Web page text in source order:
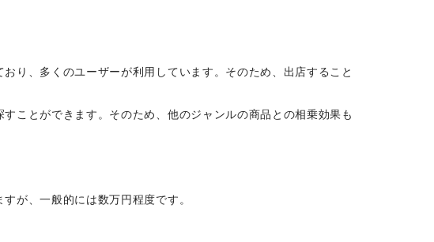
り、多くのユーザーが利用しています。そのため、出店すること
ことができます。そのため、他のジャンルの商品との相乗効果も
が、一般的には数万円程度です。